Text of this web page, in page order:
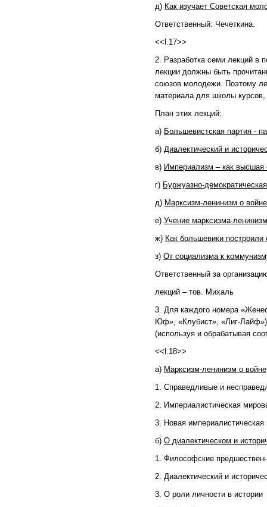
д) Как изучает Советская
Ответственный: Чечеткина.
<<l.17>>
2. Разработка семи лекций
лекции должны быть
союзов молодежи. Поэтому
материала для школы курсов,
План этих лекций:
а) Большевистская партия -
б) Диалектический и
в) Империализм – как высшая
г) Буржуазно-
д) Марксизм-ленинизм о
е) Учение марксизма-
ж) Как большевики
з) От социализма к
Ответственный за
лекций – тов. Михаль
3. Для каждого номера
Юф», «Клубист», «Лиг-Лайф»)
(используя и обрабатывая
<<l.18>>
а) Марксизм-ленинизм о войне
1. Справедливые и
2. Империалистическая
3. Новая
б) О диалектическом и
1. Философские
2. Диалектический и
3. О роли личности в истории